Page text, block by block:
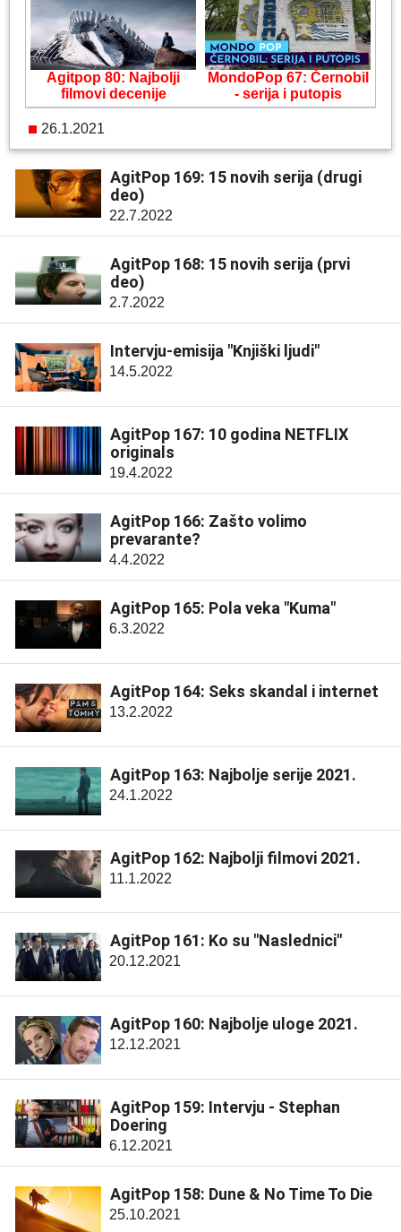
Agitpop 80: Najbolji
filmovi decenije
MondoPop 67: Černobil
- serija i putopis
26.1.2021
AgitPop 169: 15 novih serija (drugi
deo)
22.7.2022
AgitPop 168: 15 novih serija (prvi
deo)
2.7.2022
Intervju-emisija "Knjiški ljudi"
14.5.2022
AgitPop 167: 10 godina NETFLIX
originals
19.4.2022
AgitPop 166: Zašto volimo
prevarante?
4.4.2022
AgitPop 165: Pola veka "Kuma"
6.3.2022
AgitPop 164: Seks skandal i internet
13.2.2022
AgitPop 163: Najbolje serije 2021.
24.1.2022
AgitPop 162: Najbolji filmovi 2021.
11.1.2022
AgitPop 161: Ko su "Naslednici"
20.12.2021
AgitPop 160: Najbolje uloge 2021.
12.12.2021
AgitPop 159: Intervju - Stephan
Doering
6.12.2021
AgitPop 158: Dune & No Time To Die
25.10.2021